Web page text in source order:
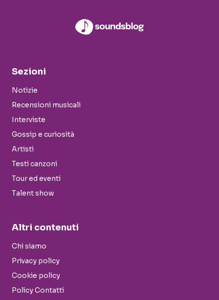
Sezioni
Notizie
Recensioni musicali
Interviste
Gossip e curiosità
Artisti
Testi canzoni
Tour ed eventi
Talent show
Altri contenuti
Chi siamo
Privacy policy
Cookie policy
Policy Contatti